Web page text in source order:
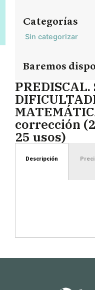
Categorías
Sin categorizar
Baremos
PREDISCAL.
corrección
25 usos)
Descripción